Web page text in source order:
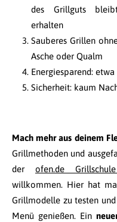
des Grillguts
erhalten
Sauberes Grillen
Asche oder Qualm
Energiesparend:
Sicherheit: kaum
Mach mehr aus deinem
Grillmethoden und
der ofen.de
willkommen. Hier hat
Grillmodelle zu testen
Menü genießen. Ein